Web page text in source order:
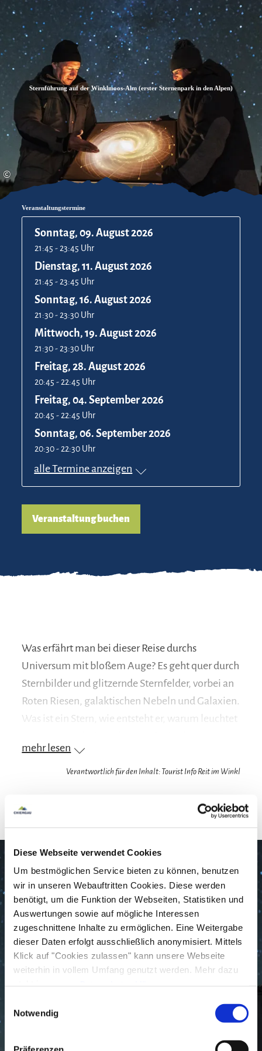
Diese Webseite verwendet Cookies
Um bestmöglichen Service bieten zu können, benutzen
wir in unseren Webauftritten Cookies. Diese werden
benötigt, um die Funktion der Webseiten, Statistiken und
Auswertungen sowie auf mögliche Interessen
zugeschnittene Inhalte zu ermöglichen. Eine Weitergabe
dieser Daten erfolgt ausschließlich anonymisiert. Mittels
Klick auf "Cookies zulassen" kann unsere Webseite
weiterhin in vollem Umfang genutzt werden. Mehr dazu
steht in unserer Datenschutzerklärung.
gelistet.
Notwendig
Zum
Inhalt
Zur
Suche
Zum
Footer
©
Sternführung auf der Winklmoos-Alm (erster Sternenpark in den Alpen)
Veranstaltungstermine
Sonntag, 09. August 2026
21:45 - 23:45 Uhr
Dienstag, 11. August 2026
21:45 - 23:45 Uhr
Sonntag, 16. August 2026
21:30 - 23:30 Uhr
Mittwoch, 19. August 2026
21:30 - 23:30 Uhr
Freitag, 28. August 2026
20:45 - 22:45 Uhr
Freitag, 04. September 2026
20:45 - 22:45 Uhr
Sonntag, 06. September 2026
20:30 - 22:30 Uhr
alle Termine anzeigen
Veranstaltung buchen
Was erfährt man bei dieser Reise durchs
Universum mit bloßem Auge? Es geht quer durch
Sternbilder und glitzernde Sternfelder, vorbei an
Roten Riesen, galaktischen Nebeln und Galaxien.
Was ist ein Stern, wie entsteht er, warum leuchtet
da sieht, ein Planet? Was sind Galaxien und wie
viele kann man sehen? Was und wo ist die
wie weit sieht man mit bloßem Auge und wie
Sternbilder?
Kosten:Erwachsene 20 Euro - zugehörige Kinder
bis 18 Jahre: 10 Euro (bezahlen in bar vor Ort)
Von jedem pro Person Eintritt wird 1,- € für die
gemeinnützige OrganisationPaten der Nacht,
die sich gegen die zunehmende
gespendet.
Dauer:
mehr lesen
Verantwortlich für den Inhalt: Tourist Info Reit im Winkl